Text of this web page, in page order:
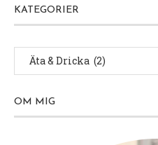
KATEGORIER
OM MIG